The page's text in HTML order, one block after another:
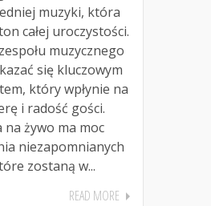
muzyki, która
całej uroczystości.
muzycznego
się kluczowym
który wpłynie na
i radość gości.
na żywo ma moc
niezapomnianych
zostaną w...
READ MORE